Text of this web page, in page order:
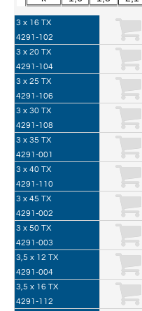
3 x 16 TX
4291-102
3 x 20 TX
4291-104
3 x 25 TX
4291-106
3 x 30 TX
4291-108
3 x 35 TX
4291-001
3 x 40 TX
4291-110
3 x 45 TX
4291-002
3 x 50 TX
4291-003
3,5 x 12 TX
4291-004
3,5 x 16 TX
4291-112